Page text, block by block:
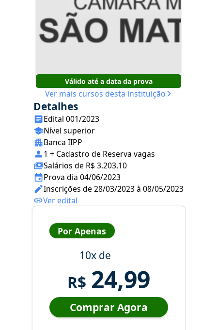
Válido até a data da prova
Ver mais cursos desta instituição
Detalhes
Edital 001/2023
Nível superior
Banca IIPP
1 + Cadastro de Reserva vagas
Salários de R$ 3.203,10
Prova dia 04/06/2023
Inscrições de 28/03/2023 à 08/05/2023
Ver edital
Por Apenas
10x de
R$ 24,99
Comprar Agora